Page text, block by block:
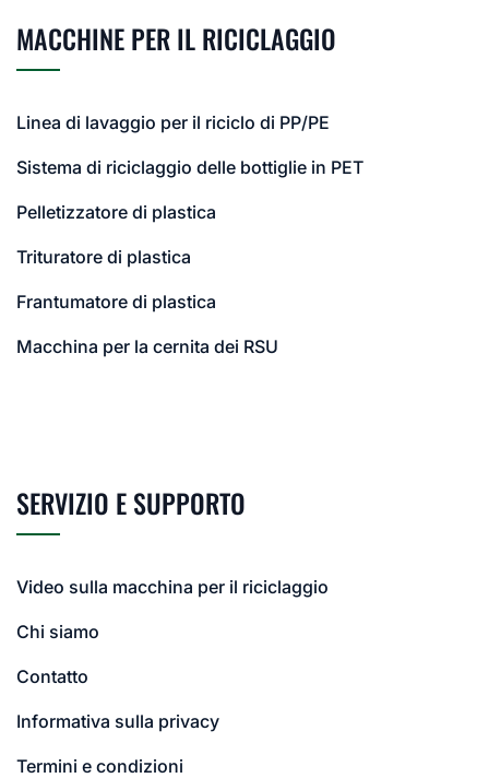
MACCHINE PER IL RICICLAGGIO
Linea di lavaggio per il riciclo di PP/PE
Sistema di riciclaggio delle bottiglie in PET
Pelletizzatore di plastica
Trituratore di plastica
Frantumatore di plastica
Macchina per la cernita dei RSU
SERVIZIO E SUPPORTO
Video sulla macchina per il riciclaggio
Chi siamo
Contatto
Informativa sulla privacy
Termini e condizioni